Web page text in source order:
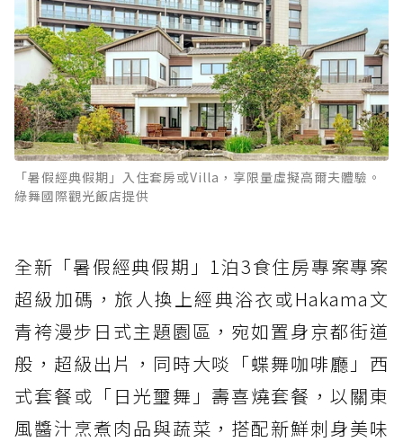
「暑假經典假期」入住套房或Villa，享限量虛擬高爾夫體驗。
綠舞國際觀光飯店提供
全新「暑假經典假期」1泊3食住房專案專案
超級加碼，旅人換上經典浴衣或Hakama文
青袴漫步日式主題園區，宛如置身京都街道
般，超級出片，同時大啖「蝶舞咖啡廳」西
式套餐或「日光璽舞」壽喜燒套餐，以關東
風醬汁烹煮肉品與蔬菜，搭配新鮮刺身美味